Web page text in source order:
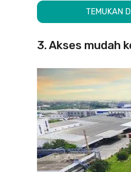
TEMUKAN
3. Akses mudah